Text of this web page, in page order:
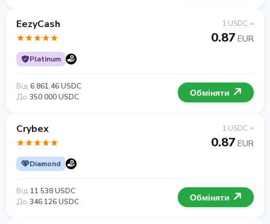
EezyCash
Platinum
1 USDC =
0.87 EUR
Від 6 861.46 USDC
До 350 000 USDC Обміняти
Crybex
Diamond
1 USDC =
0.87 EUR
Від 11 538 USDC
До 346 126 USDC Обміняти